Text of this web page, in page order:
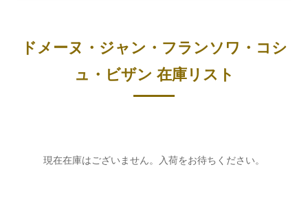
ドメーヌ・ジャン・フランソワ・コシ
ュ・ビザン 在庫リスト
現在在庫はございません。入荷をお待ちください。